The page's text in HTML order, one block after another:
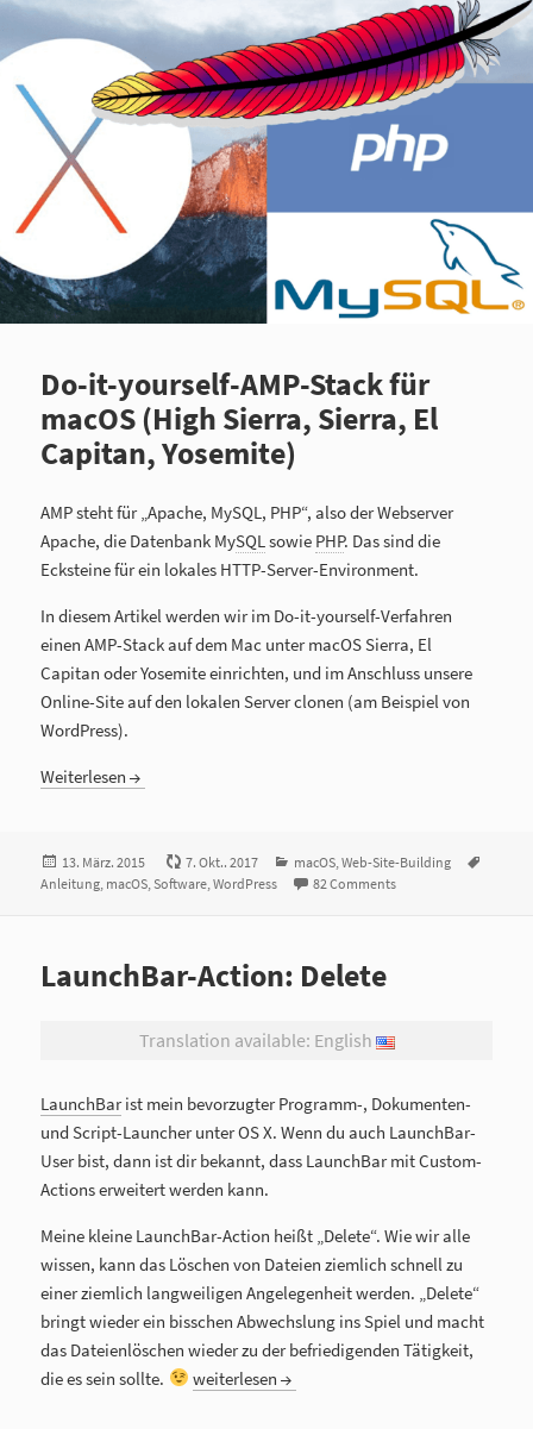
Do-it-yourself-AMP-Stack für
macOS (High Sierra, Sierra, El
Capitan, Yosemite)
AMPsteht für „Apache, MySQL, PHP“, also der Webserver
Apache, die Datenbank MySQL sowie PHP. Das sind die
Ecksteine für ein lokales HTTP-Server-Environment.
In diesem Artikel werden wir im Do-it-yourself-Verfahren
einen AMP-Stack auf dem Mac unter macOS Sierra, El
Capitan oder Yosemite einrichten, und im Anschluss unsere
Online-Site auf den lokalen Server clonen (am Beispiel von
WordPress).
Weiterlesen
Veröffentlicht
am
13. März. 2015 7. Okt.. 2017 Kategorien
macOS,Web-Site-Building
Anleitung, macOS,Software,WordPress 82 Comments
LaunchBar-Action: Delete
Translation available: English
LaunchBarist mein bevorzugter Programm-, Dokumenten-
und Script-Launcher unter OS X. Wenn du auch LaunchBar-
User bist, dann ist dir bekannt, dass LaunchBar mit Custom-
Actions erweitert werden kann.
Meine kleine LaunchBar-Action heißt „Delete“. Wie wir alle
wissen, kann das Löschen von Dateien ziemlich schnell zu
einer ziemlich langweiligen Angelegenheit werden. „Delete“
bringt wieder ein bisschen Abwechslung ins Spiel und macht
das Dateienlöschen wieder zu der befriedigenden Tätigkeit,
die es sein sollte.
LaunchBar-Action: Delete
weiterlesen